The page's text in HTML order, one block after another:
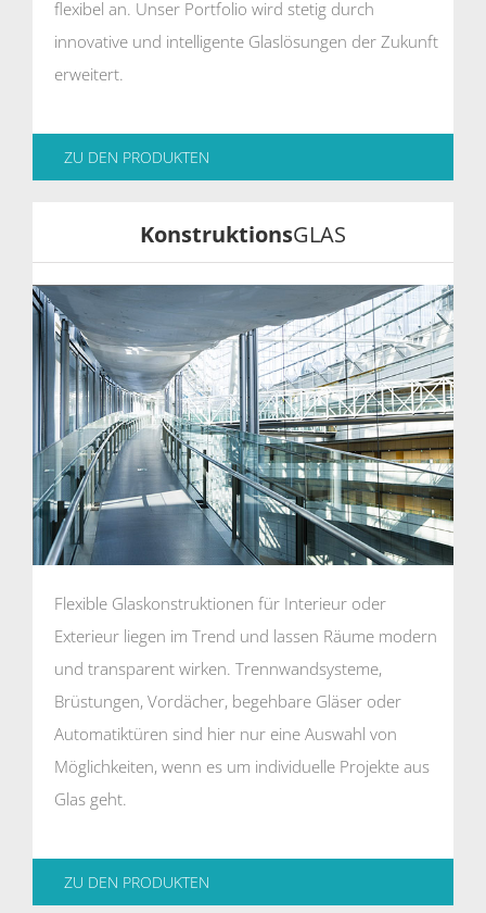
flexibel an. Unser Portfolio wird stetig durch
innovative und intelligente Glaslösungen der Zukunft
erweitert.
ZU DEN PRODUKTEN
KonstruktionsGLAS
Flexible Glaskonstruktionen für Interieur oder
Exterieur liegen im Trend und lassen Räume modern
und transparent wirken. Trennwandsysteme,
Brüstungen, Vordächer, begehbare Gläser oder
Automatiktüren sind hier nur eine Auswahl von
Möglichkeiten, wenn es um individuelle Projekte aus
Glas geht.
ZU DEN PRODUKTEN